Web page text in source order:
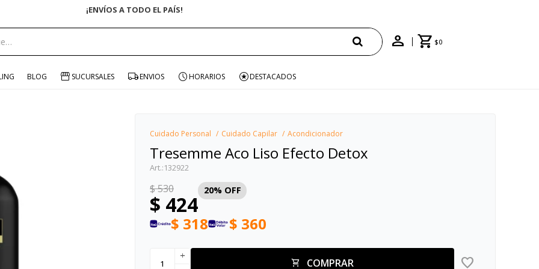
$0
BLOG SUCURSALES ENVIOS HORARIOS DESTACADOS
Cuidado Personal Cuidado Capilar Acondicionador
Tresemme Aco Liso Efecto Detox
132922
$ 424
$530 20
$ 318 $ 360
COMPRAR
add